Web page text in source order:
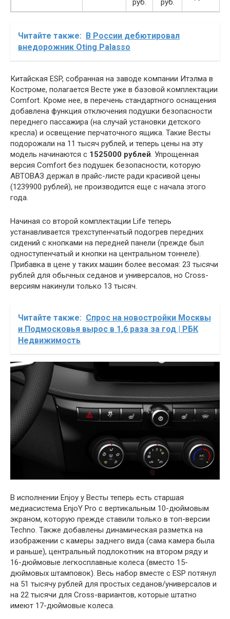
руб. руб.
Читайте также: В России дебютировал
внедорожник Oting Palasso
Китайская ESP, собранная на заводе компании Итэлма в
Костроме, полагается Весте уже в базовой комплектации
Comfort. Кроме нее, в перечень стандартного оснащения
добавлена функция отключения подушки безопасности
переднего пассажира (на случай установки детского
кресла) и освещение перчаточного ящика. Такие Весты
подорожали на 11 тысяч рублей, и теперь цены на эту
модель начинаются с 1525000 рублей. Упрощенная
версия Comfort без подушек безопасности, которую
АВТОВАЗ держал в прайс-листе ради красивой цены
(1239900 рублей), не производится еще с начала этого
года.
Начиная со второй комплектации Life теперь
устанавливается трехступенчатый подогрев передних
сидений с кнопками на передней панели (прежде был
одноступенчатый и кнопки на центральном тоннеле).
Прибавка в цене у таких машин более весомая: 23 тысячи
рублей для обычных седанов и универсалов, но Cross-
версиям накинули только 13 тысяч.
Читайте также: Спрос на новостройки Москвы
и Подмосковья вырос в 1,6 раза за год | РБК
Недвижимость
В исполнении Enjoy у Весты теперь есть старшая
медиасистема EnjoY Pro с вертикальным 10-дюймовым
экраном, которую прежде ставили только в топ-версии
Techno. Также добавлены динамическая разметка на
изображении с камеры заднего вида (сама камера была
и раньше), центральный подлокотник на втором ряду и
16-дюймовые легкосплавные колеса (вместо 15-
дюймовых штамповок). Весь набор вместе с ESP потянул
на 51 тысячу рублей для простых седанов/универсалов и
на 22 тысячи для Cross-вариантов, которые штатно
имеют 17-дюймовые колеса.